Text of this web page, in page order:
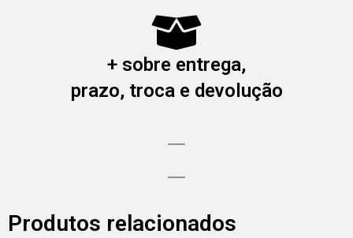
+ sobre entrega,
prazo, troca e devolução
Produtos relacionados